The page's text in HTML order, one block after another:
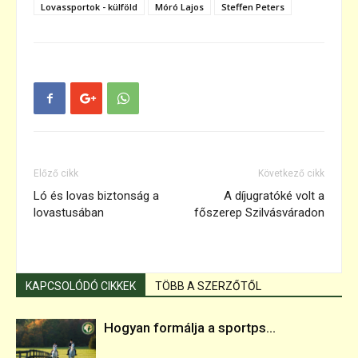
Lovassportok - külföld
Móró Lajos Steffen Peters
Előző cikk
Ló és lovas biztonság a
lovastusában
Következő cikk
A díjugratóké volt a
főszerep Szilvásváradon
KAPCSOLÓDÓ CIKKEK TÖBB A SZERZŐTŐL
Hogyan formálja a sportps...